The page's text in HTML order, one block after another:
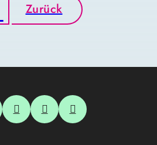
Zurück